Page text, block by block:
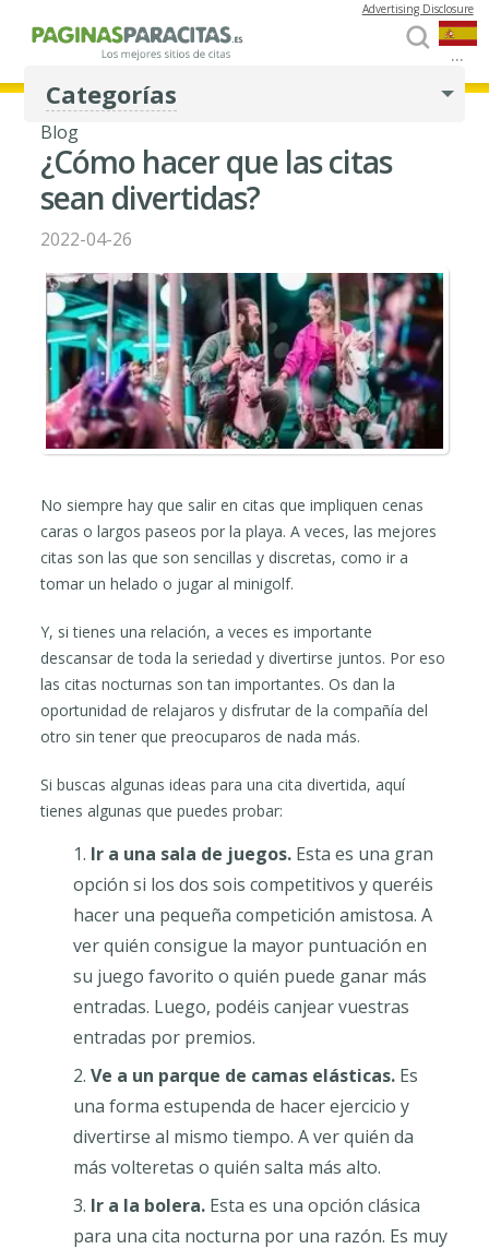
...
Advertising Disclosure
Categorías
Blog
¿Cómo hacer que las citas
sean divertidas?
2022-04-26
No siempre hay que salir en citas que impliquen cenas
caras o largos paseos por la playa. A veces, las mejores
citas son las que son sencillas y discretas, como ir a
tomar un helado o jugar al minigolf.
Y, si tienes una relación, a veces es importante
descansar de toda la seriedad y divertirse juntos. Por eso
las citas nocturnas son tan importantes. Os dan la
oportunidad de relajaros y disfrutar de la compañía del
otro sin tener que preocuparos de nada más.
Si buscas algunas ideas para una cita divertida, aquí
tienes algunas que puedes probar:
Ir a una sala de juegos. Esta es una gran
opción si los dos sois competitivos y queréis
hacer una pequeña competición amistosa. A
ver quién consigue la mayor puntuación en
su juego favorito o quién puede ganar más
entradas. Luego, podéis canjear vuestras
entradas por premios.
Ve a un parque de camas elásticas. Es
una forma estupenda de hacer ejercicio y
divertirse al mismo tiempo. A ver quién da
más volteretas o quién salta más alto.
Ir a la bolera. Esta es una opción clásica
para una cita nocturna por una razón. Es muy